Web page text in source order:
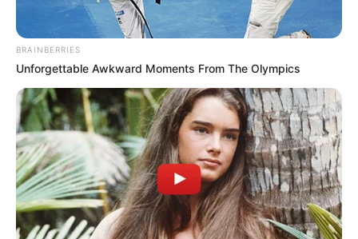
BRAINBERRIES
Unforgettable Awkward Moments From The Olympics